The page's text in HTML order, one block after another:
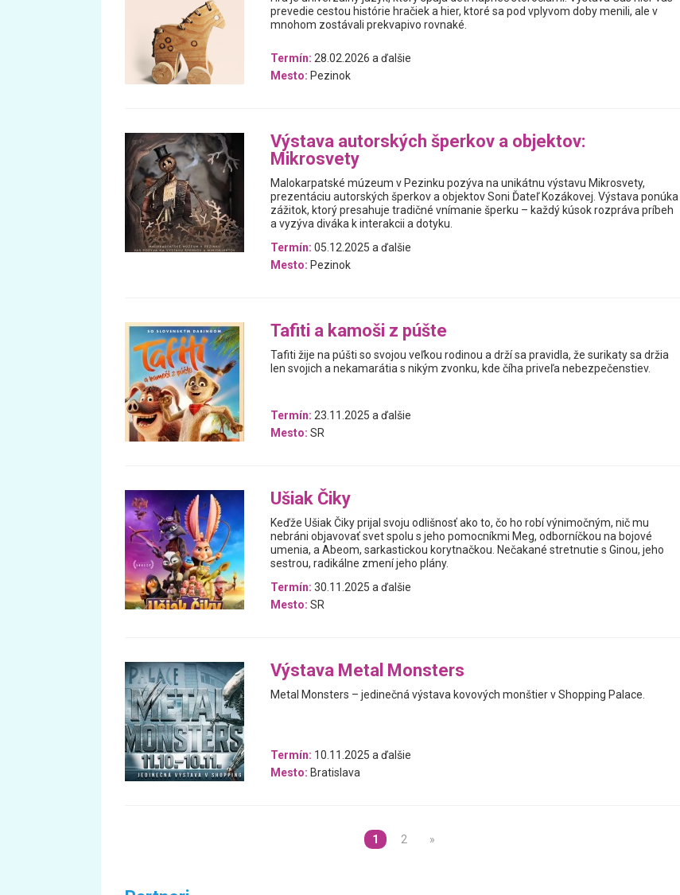
prevedie cestou histórie hračiek a hier, ktoré sa pod vplyvom doby menili, ale v
mnohom zostávali prekvapivo rovnaké.
Termín: 28.02.2026 a ďalšie
Mesto: Pezinok
Výstava autorských šperkov a objektov:
Mikrosvety
Malokarpatské múzeum v Pezinku pozýva na unikátnu výstavu Mikrosvety,
prezentáciu autorských šperkov a objektov Soni Ďateľ Kozákovej. Výstava ponúka
zážitok, ktorý presahuje tradičné vnímanie šperku – každý kúsok rozpráva príbeh
a vyzýva diváka k interakcii a dotyku.
Termín: 05.12.2025 a ďalšie
Mesto: Pezinok
Tafiti a kamoši z púšte
Tafiti žije na púšti so svojou veľkou rodinou a drží sa pravidla, že surikaty sa držia
len svojich a nekamarátia s nikým zvonku, kde číha priveľa nebezpečenstiev.
Termín: 23.11.2025 a ďalšie
Mesto: SR
Ušiak Čiky
Keďže Ušiak Čiky prijal svoju odlišnosť ako to, čo ho robí výnimočným, nič mu
nebráni objavovať svet spolu s jeho pomocníkmi Meg, odborníčkou na bojové
umenia, a Abeom, sarkastickou korytnačkou. Nečakané stretnutie s Ginou, jeho
sestrou, radikálne zmení jeho plány.
Termín: 30.11.2025 a ďalšie
Mesto: SR
Výstava Metal Monsters
Metal Monsters – jedinečná výstava kovových monštier v Shopping Palace.
Termín: 10.11.2025 a ďalšie
Mesto: Bratislava
1 2 »